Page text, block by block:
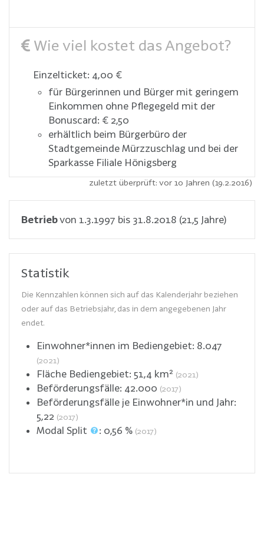
Wie viel kostet das Angebot?
Einzelticket: 4,00 €
für Bürgerinnen und Bürger mit geringem
Einkommen ohne Pflegegeld mit der
Bonuscard: € 2,50
erhältlich beim Bürgerbüro der
Stadtgemeinde Mürzzuschlag und bei der
Sparkasse Filiale Hönigsberg
zuletzt überprüft: vor 10 Jahren (19.2.2016)
Betriebvon 1.3.1997 bis 31.8.2018 (21,5 Jahre)
Statistik
Die Kennzahlen können sich auf das Kalenderjahr beziehen
oder auf das Betriebsjahr, das in dem angegebenen Jahr
endet.
Einwohner*innen im Bediengebiet: 8.047
(2021)
Fläche Bediengebiet: 51,4 km² (2021)
Beförderungsfälle: 42.000 (2017)
Beförderungsfälle je Einwohner*in und Jahr:
5,22 (2017)
Modal Split : 0,56 % (2017)